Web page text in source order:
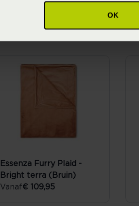
OK
Essenza Furry Plaid -
Bright terra (Bruin)
Vanaf€ 109,95